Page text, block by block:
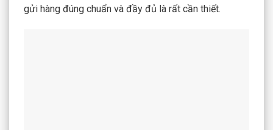
gửi hàng đúng chuẩn và đầy đủ là rất cần thiết.